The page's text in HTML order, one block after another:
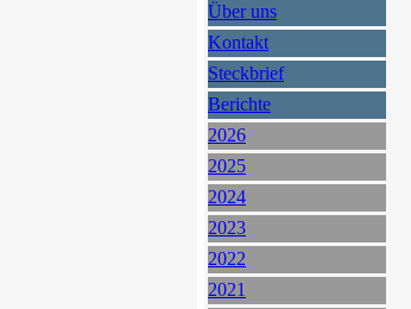
Über uns
Kontakt
Steckbrief
Berichte
2026
2025
2024
2023
2022
2021